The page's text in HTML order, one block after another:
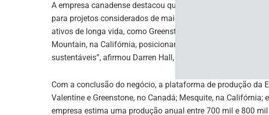
A empresa canadense destacou que a venda dos ativos
para projetos considerados de maior retorno e menor risco.
ativos de longa vida, como Greenstone, em Ontário,
Mountain, na Califórnia, posicionamos a companhia para
sustentáveis”, afirmou Darren Hall, CEO da Equinox.
Com a conclusão do negócio, a plataforma de produção da
Valentine e Greenstone, no Canadá; Mesquite, na Califórnia;
empresa estima uma produção anual entre 700 mil e 800